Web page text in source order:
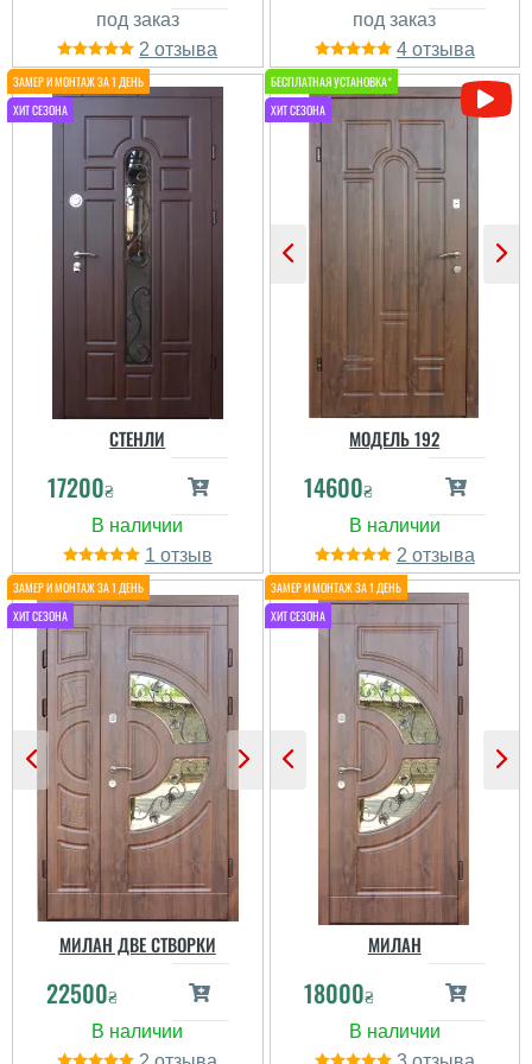
Артем
Дуже не мала ціна, але
того варта, бо якість
продукта та покриття
високе, плюс сама
комплектація, я дуже
довго вагався, але
всетаки купив....
Гена
Шукали двері в тамбур з
сусідами, багато
варіантів дивились і
зупинились на дверях
фаворит, за всю роботу
хочем сказати дякую,
встановили все як
хотіли, хоча було не
просто...
читати всі відгуки
2 4
СТЕНЛИ
17200₴
1
МОДЕЛЬ 192
14600₴
2
МИЛАН ДВЕ СТВОРКИ
22500₴
МИЛАН
18000₴